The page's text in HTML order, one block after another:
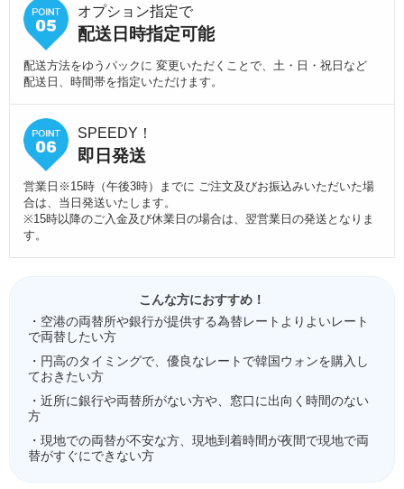
オプション指定で
配送日時指定可能
配送方法をゆうパックに 変更いただくことで、土・日・祝日など
配送日、時間帯を指定いただけます。
SPEEDY！
即日発送
営業日※15時（午後3時）までに ご注文及びお振込みいただいた場
合は、当日発送いたします。
※15時以降のご入金及び休業日の場合は、翌営業日の発送となりま
す。
こんな方におすすめ！
・空港の両替所や銀行が提供する為替レートよりよいレート
で両替したい方
・円高のタイミングで、優良なレートで韓国ウォンを購入し
ておきたい方
・近所に銀行や両替所がない方や、窓口に出向く時間のない
方
・現地での両替が不安な方、現地到着時間が夜間で現地で両
替がすぐにできない方